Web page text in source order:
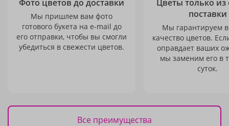
Фото цветов до доставки
Мы пришлем вам фото
готового букета на e-mail до
его отправки, чтобы вы смогли
убедиться в свежести цветов.
Цветы только из
поставки
Мы гарантируем
качество цветов.
оправдает ваших
мы заменим его в
суток.
Все преимущества